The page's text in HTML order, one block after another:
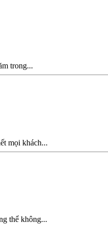
trong...
mọi khách...
thể không...